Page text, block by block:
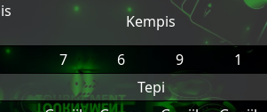
Kempis
7 6 9
1
Tepi